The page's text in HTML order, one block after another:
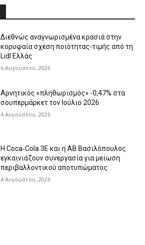
Διεθνώς αναγνωρισμένα κρασιά στην
κορυφαία σχέση ποιότητας-τιμής από τη
Lidl Ελλάς
6 Αυγούστου, 2026
Αρνητικός «πληθωρισμός» -0,47% στα
σουπερμάρκετ τον Ιούλιο 2026
4 Αυγούστου, 2026
Η Coca‑Cola 3E και η ΑΒ Βασιλόπουλος
εγκαινιάζουν συνεργασία για μείωση
περιβαλλοντικού αποτυπώματος
4 Αυγούστου, 2026